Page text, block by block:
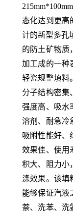
215mm*100mm
态化达到更高
计的新型多孔
的防土矿物质
加工成的一种
轻瓷规整填料
分子结构密集
强度高、吸水
溶剂、耐急冷
吸附性能好、
效果佳、使用
积大、阻力小
涤效果。该填
能够保证汽液
萘、洗苯、洗